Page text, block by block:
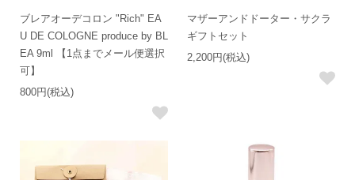
ブレアオーデコロン "Rich" EA
U DE COLOGNE produce by BL
EA 9ml 【1点までメール便選択
可】
800円(税込)
マザーアンドドーター・サクラ
ギフトセット
2,200円(税込)